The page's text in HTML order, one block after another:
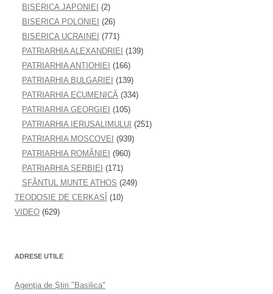
BISERICA JAPONIEI (2)
BISERICA POLONIEI (26)
BISERICA UCRAINEI (771)
PATRIARHIA ALEXANDRIEI (139)
PATRIARHIA ANTIOHIEI (166)
PATRIARHIA BULGARIEI (139)
PATRIARHIA ECUMENICĂ (334)
PATRIARHIA GEORGIEI (105)
PATRIARHIA IERUSALIMULUI (251)
PATRIARHIA MOSCOVEI (939)
PATRIARHIA ROMÂNIEI (960)
PATRIARHIA SERBIEI (171)
SFÂNTUL MUNTE ATHOS (249)
TEODOSIE DE CERKASÎ (10)
VIDEO (629)
ADRESE UTILE
Agenţia de Ştiri "Basilica"